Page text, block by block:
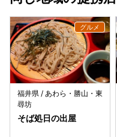
福井県 / あわら・勝山・東
尋坊
そば処日の出屋